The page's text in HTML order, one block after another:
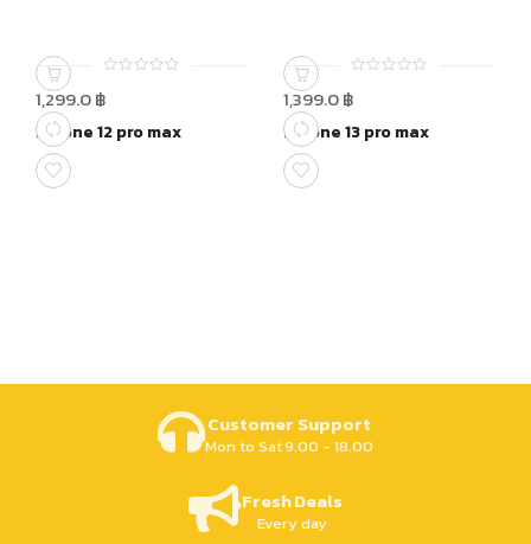
out
5
1,299.0฿
Iphone 12 pro max
out
5
1,399.0฿
Iphone 13 pro max
Customer Support
Mon to Sat 9.00 - 18.00
Fresh Deals
Every day